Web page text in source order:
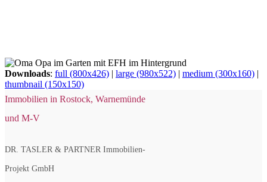
Downloads: full (800x426) | large (980x522) | medium (300x160) |
thumbnail (150x150)
Immobilien in Rostock, Warnemünde
und M-V
DR. TASLER & PARTNER Immobilien-
Projekt GmbH